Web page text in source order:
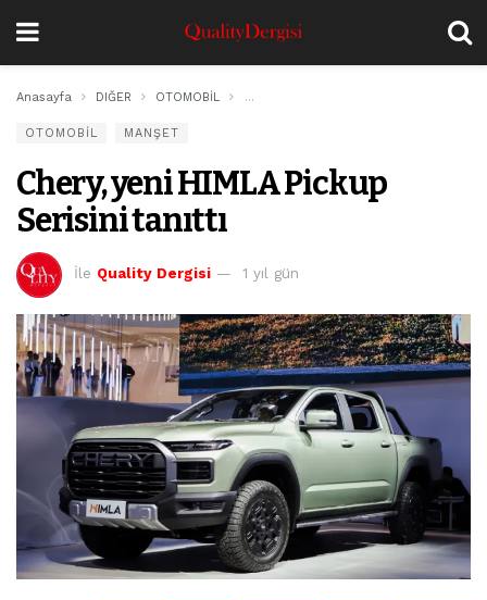
Anasayfa DIĞER OTOMOBİL Chery, yeni HIMLA Pickup Serisini tanıttı
OTOMOBİL MANŞET
Chery, yeni HIMLA Pickup
Serisini tanıttı
İle Quality Dergisi 1 yıl gün